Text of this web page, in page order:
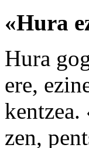
«Hura
Hura
ere,
zen,